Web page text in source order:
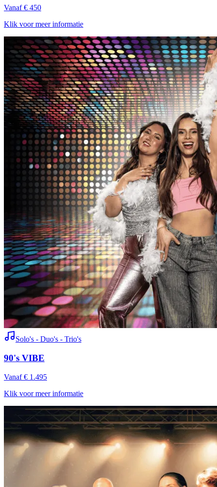
Vanaf € 450
Klik voor meer informatie
Solo's - Duo's - Trio's
90's VIBE
Vanaf € 1.495
Klik voor meer informatie